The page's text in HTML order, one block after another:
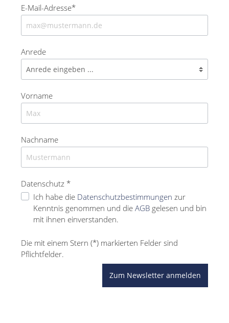
E-Mail-Adresse*
Anrede
Vorname
Nachname
Datenschutz *
Ich habe die Datenschutzbestimmungen zur
Kenntnis genommen und die AGB gelesen und bin
mit ihnen einverstanden.
Die mit einem Stern (*) markierten Felder sind
Pflichtfelder.
Zum Newsletter anmelden